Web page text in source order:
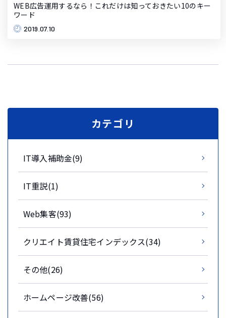
WEB広告運用するなら！これだけは知っておきたい10のキー
ワード
2019.07.10
カテゴリ
IT導入補助金(9)
IT重説(1)
Web集客(93)
クリエイト賃貸住宅インデックス(34)
その他(26)
ホームページ改善(56)